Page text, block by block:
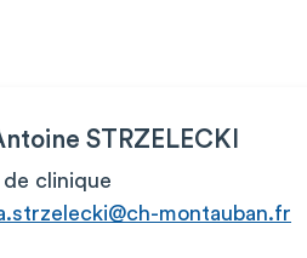
STRZELECKI
clinique
montauban.fr